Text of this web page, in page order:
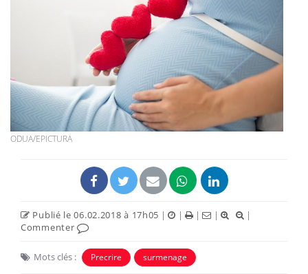
ODUA/EPICTURA
Publié le 06.02.2018 à 17h05 | | | |
|
Commenter
Mots clés : Precrire surmenage